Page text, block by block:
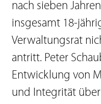
nach sieben
insgesamt 18-
Verwaltungsrat
antritt. Peter
Entwicklung von
und Integrität